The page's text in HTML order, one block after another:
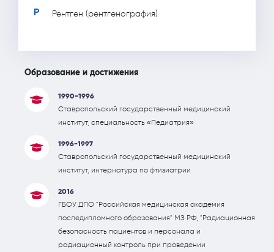
Р Рентген (рентгенография)
Образование и достижения
1990-1996
Ставропольский государственный медицинский
институт, специальность «Педиатрия»
1996-1997
Ставропольский государственный медицинский
институт, интернатура по фтизиатрии
2016
ГБОУ ДПО "Российская медицинская академия
последипломного образования" МЗ РФ, "Радиационная
безопасность пациентов и персонала и
радиационный контроль при проведении